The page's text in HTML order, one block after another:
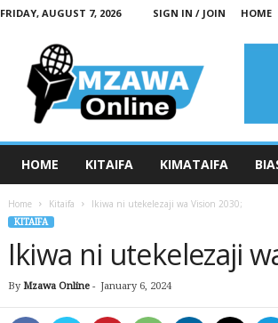
FRIDAY, AUGUST 7, 2026 SIGN IN / JOIN HOME
HOME KITAIFA KIMATAIFA
Home Kitaifa Ikiwa ni utekelezaji wa Vision 2030;
KITAIFA
Ikiwa ni utekelezaji
By Mzawa Online- January 6, 2024